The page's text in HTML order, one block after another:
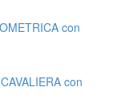
con
con